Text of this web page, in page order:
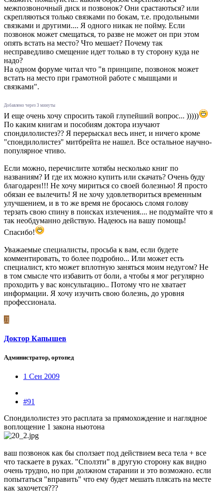
межпозвоночный диск и позвонок? Они срастаються? или
скрепляються только связками по бокам, т.е. продольными
связками и другими.... Я одного никак не пойму. Если
позвонок может смещаться, то разве не может он при этом
опять встать на место? Что мешает? Почему так
несправедливо смещение идет только в ту сторону куда не
надо?
На одном форуме читал что "в принципе, позвонок может
встать на место при грамотной работе с мышцами и
связками".
Добавлено через 3 минуты
И еще очень хочу спросить такой глупейший вопрос... )))))
По каким книгам и пособиям доктора изучают
спондилолистез?? Я перерыскал весь инет, и ничего кроме
"спондилолистез" митбрейта не нашел. Все остальное научно-
популярное чтиво.
Если можно, перечислите хотябы несколько книг по
названиям? И где их можно купить или скачать? Очень буду
благодарен!!! Не хочу мириться со своей болезнью! Я просто
обязан ее вылечить! Я не хочу удовлетвориться временным
улучшением, и в то же время не бросаюсь сломя голову
терзать свою спину в поисках излечения.... не подумайте что я
так необдуманно действую. Надеюсь на вашу помощь!
Спасибо!
Уважаемые специалисты, просьба к вам, если будете
комментировать, то более подробно... Или может есть
специалист, кто может вплотную заняться моим недугом? Не
в том смысле что избавить от боли, а чтобы я мог регулярно
проходить у вас консультацию.. Потому что не хватает
информации. Я хочу изучить свою болезнь, до уровня
профессионала.
Д
Доктор Капышев
Администратор, ортопед
1 Сен 2009
#91
Спондилолистез это расплата за прямохождение и наглядное
воплощение 1 закона ньютона
ваш позвонок как бы сползает под действием веса тела + все
что таскаете в руках. "Сползти" в другую сторону как видно
очень трудно, но при должном старании и это возможно. если
попытаться "вправить" что ему будет мешать плясать на месте
как захочется???